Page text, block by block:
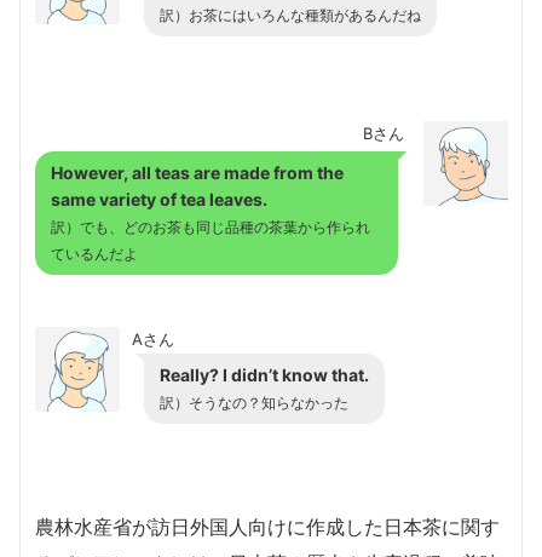
訳）お茶にはいろんな種類があるんだね
Bさん
However, all teas are made from the
same variety of tea leaves.
訳）でも、どのお茶も同じ品種の茶葉から作られ
ているんだよ
Aさん
Really? I didn’t know that.
訳）そうなの？知らなかった
農林水産省が訪日外国人向けに作成した日本茶に関す